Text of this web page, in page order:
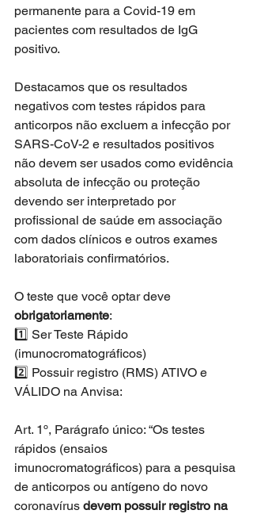
permanente para a Covid-19 em
pacientes com resultados de IgG
positivo.
Destacamos que os resultados
negativos com testes rápidos para
anticorpos não excluem a infecção por
SARS-CoV-2 e resultados positivos
não devem ser usados como evidência
absoluta de infecção ou proteção
devendo ser interpretado por
profissional de saúde em associação
com dados clínicos e outros exames
laboratoriais confirmatórios.
O teste que você optar deve
obrigatoriamente:
1️⃣ Ser Teste Rápido
(imunocromatográficos)
2️⃣ Possuir registro (RMS) ATIVO e
VÁLIDO na Anvisa:
Art. 1º, Parágrafo único: “Os testes
rápidos (ensaios
imunocromatográficos) para a pesquisa
de anticorpos ou antígeno do novo
coronavírus devem possuir registro na